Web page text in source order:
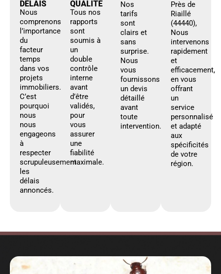
DÉLAIS
Nous
comprenons
l’importance
du
facteur
temps
dans vos
projets
immobiliers.
C’est
pourquoi
nous
nous
engageons
à
respecter
scrupuleusement
les
délais
annoncés.
QUALITÉ
Tous nos
rapports
sont
soumis à
un
double
contrôle
interne
avant
d’être
validés,
pour
vous
assurer
une
fiabilité
maximale.
Nos
tarifs
sont
clairs et
sans
surprise.
Nous
vous
fournissons
un devis
détaillé
avant
toute
intervention.
Près de
Riaillé
(44440),
Nous
intervenons
rapidement
et
efficacement,
en vous
offrant
un
service
personnalisé
et adapté
aux
spécificités
de votre
région.